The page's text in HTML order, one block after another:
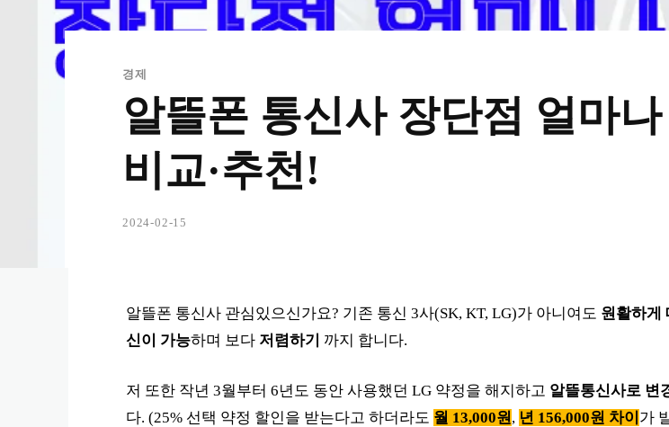
경제
알뜰폰 통신사 장단점 얼마
비교·추천!
2024-02-15
알뜰폰 통신사 관심있으신가요? 기존 통신 3사(SK, KT, LG)가 아니여도 원활하게
신이 가능하며 보다 저렴하기 까지 합니다.
저 또한 작년 3월부터 6년도 동안 사용했던 LG 약정을 해지하고 알뜰통신사로 변
다. (25% 선택 약정 할인을 받는다고 하더라도 월 13,000원, 년 156,000원 차이 가